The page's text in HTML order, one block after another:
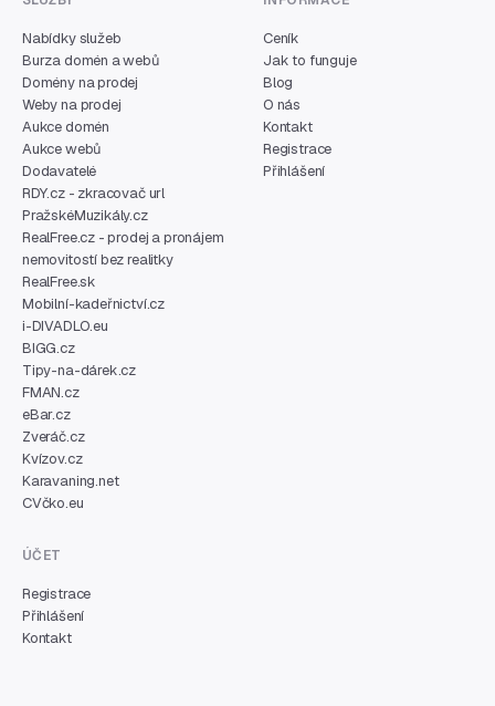
Nabídky služeb
Burza domén a webů
Domény na prodej
Weby na prodej
Aukce domén
Aukce webů
Dodavatelé
RDY.cz - zkracovač url
PražskéMuzikály.cz
RealFree.cz - prodej a pronájem
nemovitostí bez realitky
RealFree.sk
Mobilní-kadeřnictví.cz
i-DIVADLO.eu
BIGG.cz
Tipy-na-dárek.cz
FMAN.cz
eBar.cz
Zveráč.cz
Kvízov.cz
Karavaning.net
CVčko.eu
Ceník
Jak to funguje
Blog
O nás
Kontakt
Registrace
Přihlášení
ÚČET
Registrace
Přihlášení
Kontakt